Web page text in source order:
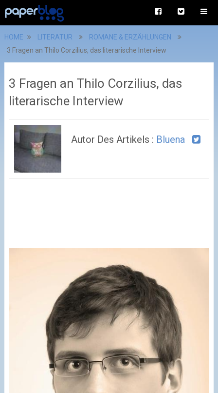
HOME LITERATUR
ROMANE & ERZÄHLUNGEN
3 Fragen an Thilo Corzilius, das literarische Interview
3 Fragen an Thilo Corzilius, das
literarische Interview
Autor Des Artikels : Bluena